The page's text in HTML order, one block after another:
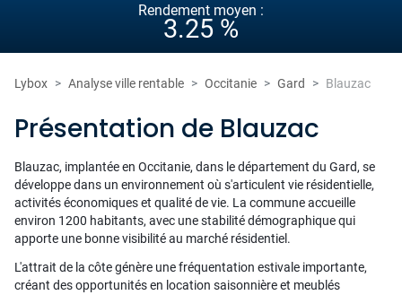
Rendement moyen :
3.25 %
Lybox Analyse ville rentable Occitanie Gard Blauzac
Présentation de Blauzac
Blauzac, implantée en Occitanie, dans le département du Gard, se
développe dans un environnement où s'articulent vie résidentielle,
activités économiques et qualité de vie. La commune accueille
environ 1200 habitants, avec une stabilité démographique qui
apporte une bonne visibilité au marché résidentiel.
L'attrait de la côte génère une fréquentation estivale importante,
créant des opportunités en location saisonnière et meublés